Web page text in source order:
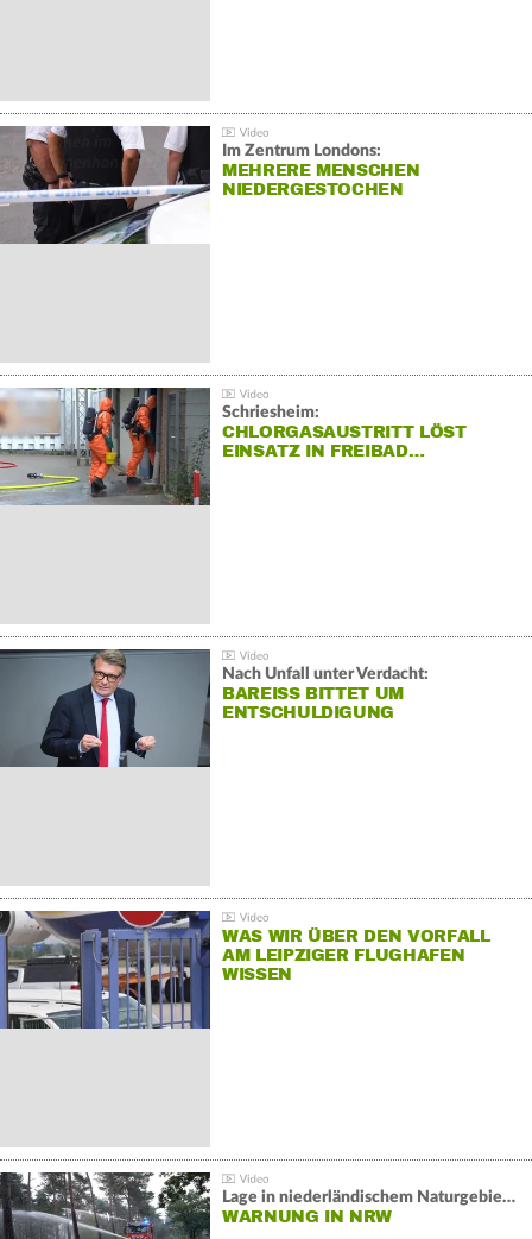
Im Zentrum Londons:
MEHRERE MENSCHEN
NIEDERGESTOCHEN
Schriesheim:
CHLORGASAUSTRITT LÖST
EINSATZ IN FREIBAD…
Nach Unfall unter Verdacht:
BAREISS BITTET UM E
NTSCHULDIGUNG
WAS WIR ÜBER DEN VORFALL
AM LEIPZIGER FLUGHAFEN
WISSEN
Lage in niederländischem Naturgebiet stabil
WARNUNG IN NRW